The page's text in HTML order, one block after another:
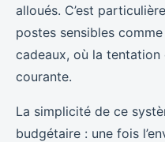
alloués. C’est
postes sensibles
cadeaux, où la tentation
courante.
La simplicité de ce
budgétaire : une fois